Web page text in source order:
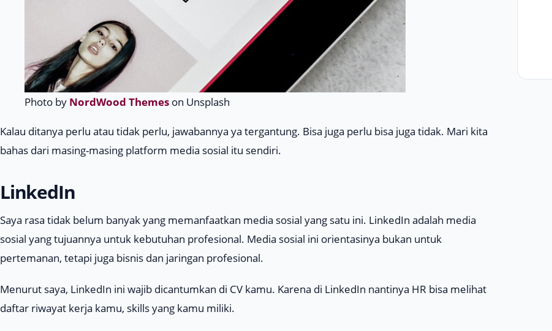
Photo by NordWood Themes on Unsplash
Kalau ditanya perlu atau tidak perlu, jawabannya ya tergantung. Bisa juga perlu bisa juga tidak. Mari kita
bahas dari masing-masing platform media sosial itu sendiri.
LinkedIn
Saya rasa tidak belum banyak yang memanfaatkan media sosial yang satu ini. LinkedIn adalah media
sosial yang tujuannya untuk kebutuhan profesional. Media sosial ini orientasinya bukan untuk
pertemanan, tetapi juga bisnis dan jaringan profesional.
Menurut saya, LinkedIn ini wajib dicantumkan di CV kamu. Karena di LinkedIn nantinya HR bisa melihat
daftar riwayat kerja kamu, skillsyang kamu miliki.